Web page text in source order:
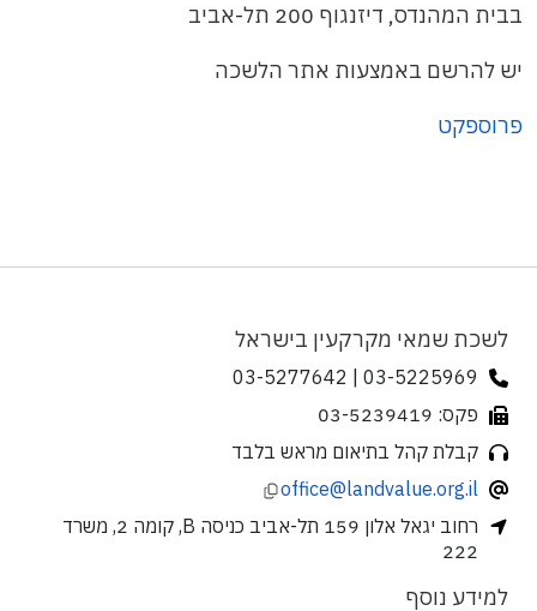
בבית המהנדס, דיזנגוף 200 תל-אביב
יש להרשם באמצעות אתר הלשכה
פרוספקט
לשכת שמאי מקרקעין בישראל
03-5225969 | 03-5277642
פקס: 03-5239419
קבלת קהל בתיאום מראש בלבד
office@landvalue.org.il
רחוב יגאל אלון 159 תל-אביב כניסה B, קומה 2, משרד
222
למידע נוסף